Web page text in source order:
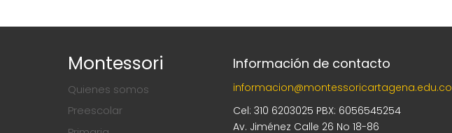
Montessori
Quienes somos
Preescolar
Información de contacto
informacion@montessoricartagena.edu.co
Cel: 310 6203025 PBX: 6056545254
Av. Jiménez Calle 26 No 18-86